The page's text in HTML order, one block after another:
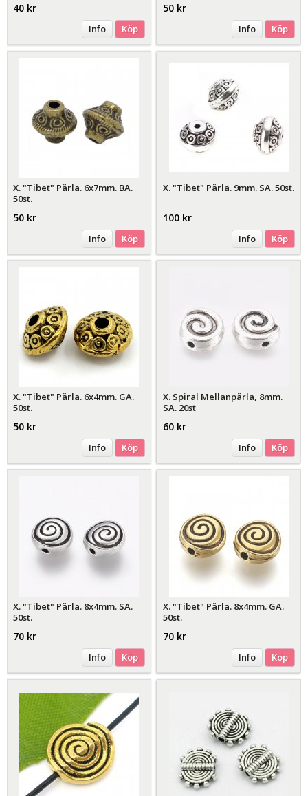
40 kr
Info Köp
50 kr
Info Köp
X. "Tibet" Pärla. 6x7mm. BA.
50st.
50 kr
Info Köp
X. "Tibet" Pärla. 9mm. SA. 50st.
100 kr
Info Köp
X. "Tibet" Pärla. 6x4mm. GA.
50st.
50 kr
Info Köp
X. Spiral Mellanpärla, 8mm.
SA. 20st
60 kr
Info Köp
X. "Tibet" Pärla. 8x4mm. SA.
50st.
70 kr
Info Köp
X. "Tibet" Pärla. 8x4mm. GA.
50st.
70 kr
Info Köp